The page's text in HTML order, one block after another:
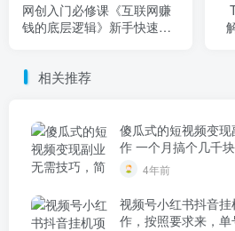
网创入门必修课《互联网赚
钱的底层逻辑》新手快速赚
相关推荐
傻瓜式的短视频变
作 一个月搞个几千块
4年前
视频号小红书抖音
作，按照要求来，